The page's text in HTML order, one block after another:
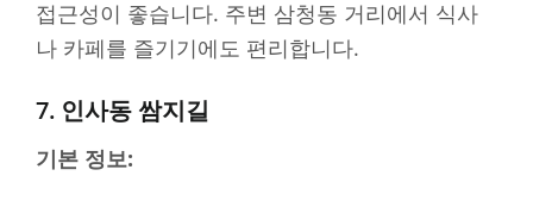
접근성이 좋습니다. 주변 삼청동 거리에서 식사
나 카페를 즐기기에도 편리합니다.
7. 인사동 쌈지길
기본 정보: